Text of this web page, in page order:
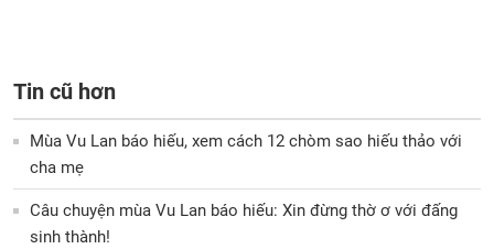
Tin cũ hơn
Mùa Vu Lan báo hiếu, xem cách 12 chòm sao hiếu thảo với
cha mẹ
Câu chuyện mùa Vu Lan báo hiếu: Xin đừng thờ ơ với đấng
sinh thành!